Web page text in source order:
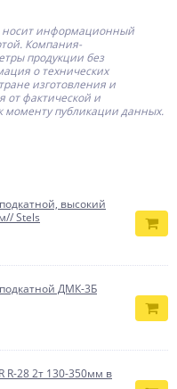
носит информационный
Компания-
продукции без
о технических
изготовления и
от фактической и
моменту публикации данных.
высокий
Stels
ДМК-3Б
R-28 2т 130-350мм в